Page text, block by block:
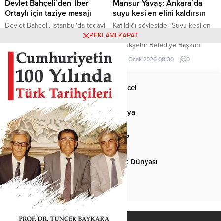
Devlet Bahçeli’den İlber
Ortaylı için taziye mesajı
Devlet Bahçeli, İstanbul'da tedavi
gördüğü hastanede hayatını
için taziye mesajı yayımladı.
14 Mart 2026 00:00 0
Mansur Yavaş: Ankara’da
suyu kesilen elini kaldırsın
Katıldığı söyleşide "Suyu kesilen
elini kaldırsın" diyen Ankara
Büyükşehir Belediye Başkanı
Mansur Yavaş, gençlerin yarısının
elini kaldırması sonucu neye
29 Ocak 2026 08:30 0
Anasayfa Güncel
Siyaset Dünya
Spor MHP
Kültür-Sanat Türk Dünyası
Basından
REKLAMI KAPAT